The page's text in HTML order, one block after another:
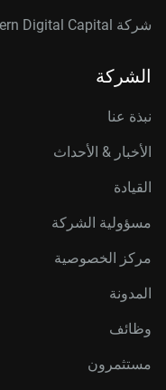
شركة Western Digital Capital
الشركة
نبذة عنا
الأخبار & الأحداث
القيادة
مسؤولية الشركة
مركز الخصوصية
المدونة
وظائف
مستثمرون